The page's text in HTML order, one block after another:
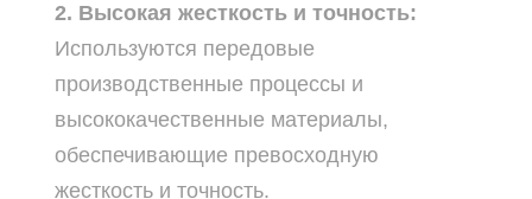
2. Высокая жесткость и точность:
Используются передовые
производственные процессы и
высококачественные материалы,
обеспечивающие превосходную
жесткость и точность.